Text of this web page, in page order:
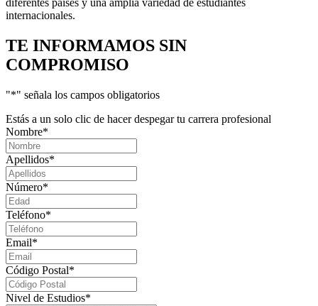
diferentes países y una amplia variedad de estudiantes
internacionales.
TE INFORMAMOS SIN
COMPROMISO
"*" señala los campos obligatorios
Estás a un solo clic de hacer despegar tu carrera profesional
Nombre*
Apellidos*
Número*
Teléfono*
Email*
Código Postal*
Nivel de Estudios*